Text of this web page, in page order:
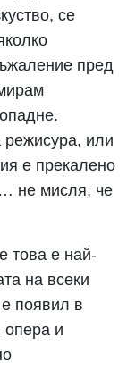
се
пред
режисура, или
е прекалено
не мисля, че
това е най-
на всеки
появил в
опера и